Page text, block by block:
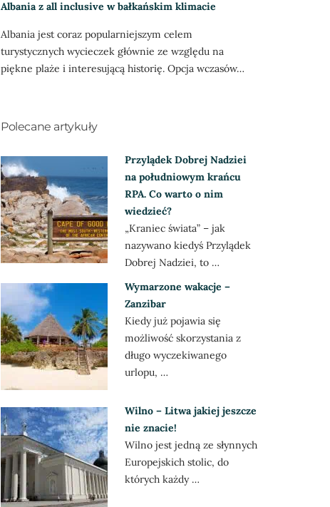
Albania z all inclusive w bałkańskim klimacie
Albania jest coraz popularniejszym celem
turystycznych wycieczek głównie ze względu na
piękne plaże i interesującą historię. Opcja wczasów…
Polecane artykuły
Przylądek Dobrej Nadziei
na południowym krańcu
RPA. Co warto o nim
wiedzieć?
„Kraniec świata” – jak
nazywano kiedyś Przylądek
Dobrej Nadziei, to …
Wymarzone wakacje –
Zanzibar
Kiedy już pojawia się
możliwość skorzystania z
długo wyczekiwanego
urlopu, …
Wilno – Litwa jakiej jeszcze
nie znacie!
Wilno jest jedną ze słynnych
Europejskich stolic, do
których każdy …